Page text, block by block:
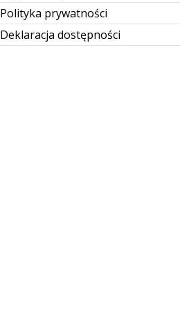
Polityka prywatności
Deklaracja dostępności